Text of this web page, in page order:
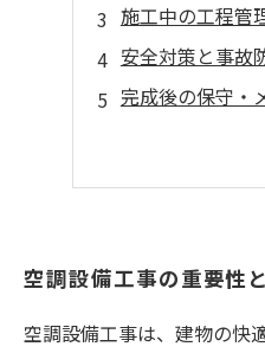
施工中の工程管
安全対策と事故
完成後の保守・
空調設備工事の重要性
空調設備工事は、建物の快